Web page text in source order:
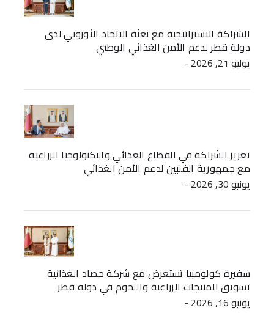
الشراكة الاستراتيجية مع بعثة الاتحاد الأوروبي لدى
دولة قطر لدعم الأمن الغذائي الوطني
- يوليو 21, 2026
تعزيز الشراكة في القطاع الغذائي والتكنولوجيا الزراعية
مع جمهورية الفلبين لدعم الأمن الغذائي
- يونيو 30, 2026
سفيرة كولومبيا تستعرض مع شركة حصاد الغذائية
تسويق المنتجات الزراعية واللحوم في دولة قطر
- يونيو 16, 2026